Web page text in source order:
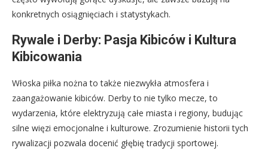
konkretnych osiągnięciach i statystykach.
Rywale i Derby: Pasja Kibiców i Kultura
Kibicowania
Włoska piłka nożna to także niezwykła atmosfera i
zaangażowanie kibiców. Derby to nie tylko mecze, to
wydarzenia, które elektryzują całe miasta i regiony, budując
silne więzi emocjonalne i kulturowe. Zrozumienie historii tych
rywalizacji pozwala docenić głębię tradycji sportowej.